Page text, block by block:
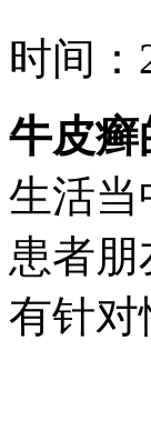
时间
牛皮癣
生活当
患者
有针对